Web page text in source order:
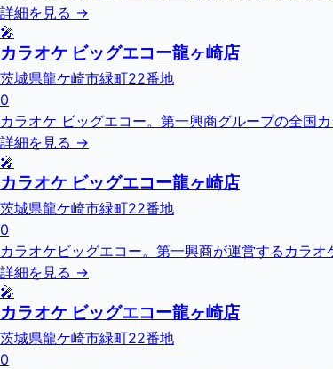
詳細を見る →
🎤
カラオケ ビッグエコー龍ヶ崎店
茨城県龍ケ崎市緑町22番地
0
カラオケ ビッグエコー。第一興商グループの全国
詳細を見る →
🎤
カラオケ ビッグエコー龍ヶ崎店
茨城県龍ケ崎市緑町22番地
0
カラオケビッグエコー。第一興商が運営するカラ
詳細を見る →
🎤
カラオケ ビッグエコー龍ヶ崎店
茨城県龍ケ崎市緑町22番地
0